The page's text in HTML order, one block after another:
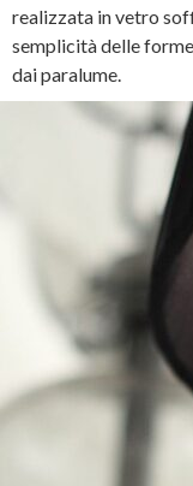
realizzata in vetro
semplicità delle
dai paralume.